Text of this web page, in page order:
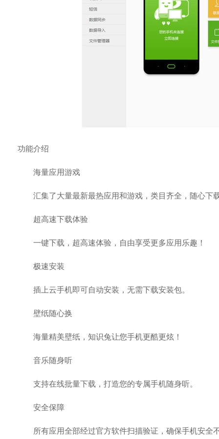
功能介绍
海量应用游戏
汇集了大量最新最热应用和游戏，类目齐全，随心下
超高速下载体验
一键下载，超高速体验，自由享受更多应用乐趣！
极速安装
插上云手机即可自动安装，无需下载安装包。
壁纸随心换
海量精美壁纸，知识兔让您手机更酷更炫！
音乐随身听
支持在线批量下载，打造您的专属手机随身听。
安全保障
所有应用全部经过官方软件扫描验证，确保手机安全